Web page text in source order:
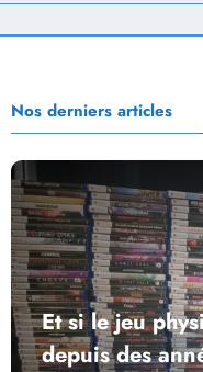
Nos derniers articles
Et si le jeu
depuis des